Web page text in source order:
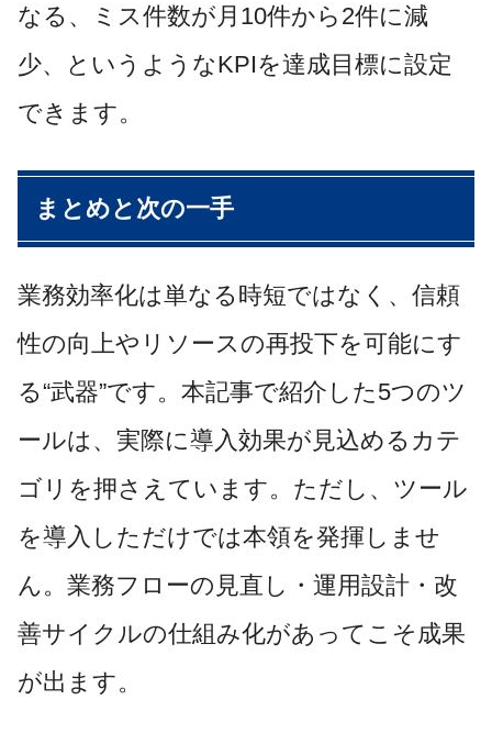
なる、ミス件数が月10件から2件に減
少、というようなKPIを達成目標に設定
できます。
まとめと次の一手
業務効率化は単なる時短ではなく、信頼
性の向上やリソースの再投下を可能にす
る“武器”です。本記事で紹介した5つのツ
ールは、実際に導入効果が見込めるカテ
ゴリを押さえています。ただし、ツール
を導入しただけでは本領を発揮しませ
ん。業務フローの見直し・運用設計・改
善サイクルの仕組み化があってこそ成果
が出ます。